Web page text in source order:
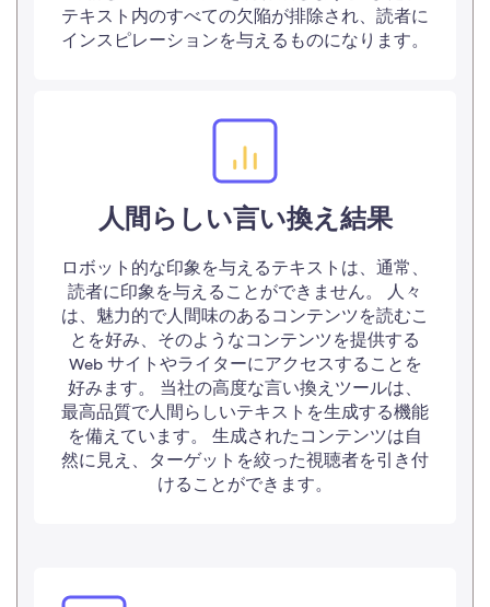
テキスト内のすべての欠陥が排除され、読者に
インスピレーションを与えるものになります。
人間らしい言い換え結果
ロボット的な印象を与えるテキストは、通常、
読者に印象を与えることができません。 人々
は、魅力的で人間味のあるコンテンツを読むこ
とを好み、そのようなコンテンツを提供する
Web サイトやライターにアクセスすることを
好みます。 当社の高度な言い換えツールは、
最高品質で人間らしいテキストを生成する機能
を備えています。 生成されたコンテンツは自
然に見え、ターゲットを絞った視聴者を引き付
けることができます。